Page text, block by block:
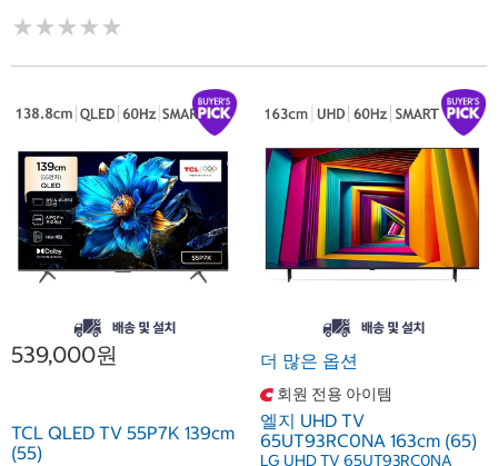
★★★★★
★★★★★
539,000원
TCL QLED TV 55P7K 139cm
(55)
더 많은 옵션
회원 전용 아이템
엘지 UHD TV
65UT93RC0NA 163cm (65)
LG UHD TV 65UT93RC0NA